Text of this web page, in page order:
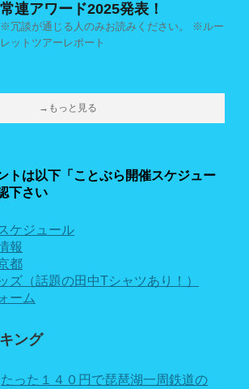
常連アワード2025発表！
※冗談が通じる人のみお読みください。 ※ルー
レットツアーレポート
→もっと見る
トは以下「ことぶら開催スケジュー
下さい
ケジュール
報
都
ズ（話題の田中Tシャツあり！）
ーム
ング
たった１４０円で琵琶湖一周鉄道の